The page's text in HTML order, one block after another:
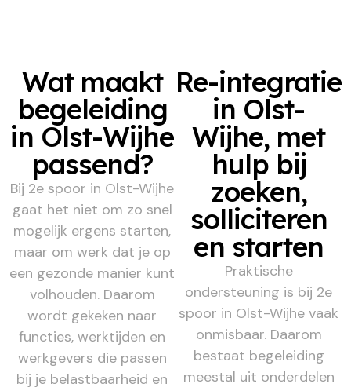
Wat maakt
begeleiding
in Olst-Wijhe
passend?
Bij 2e spoor in Olst-Wijhe
gaat het niet om zo snel
mogelijk ergens starten,
maar om werk dat je op
een gezonde manier kunt
volhouden. Daarom
wordt gekeken naar
functies, werktijden en
werkgevers die passen
bij je belastbaarheid en
Re-integratie
in Olst-
Wijhe, met
hulp bij
zoeken,
solliciteren
en starten
Praktische
ondersteuning is bij 2e
spoor in Olst-Wijhe vaak
onmisbaar. Daarom
bestaat begeleiding
meestal uit onderdelen